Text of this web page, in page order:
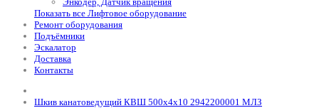
Показать все Лифтовое оборудование
Ремонт оборудования
Подъёмники
Эскалатор
Доставка
Контакты
Шкив канатоведущий КВШ 500х4х10 2942200001 МЛЗ